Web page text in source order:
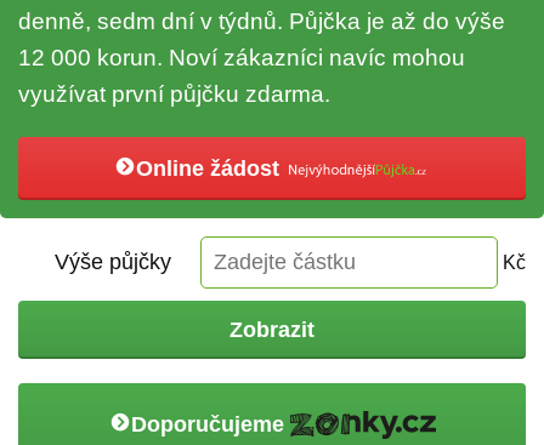
denně, sedm dní v týdnů. Půjčka je až do výše
12 000 korun. Noví zákazníci navíc mohou
využívat první půjčku zdarma.
Online žádost
Výše půjčky Kč
Zobrazit
Doporučujeme